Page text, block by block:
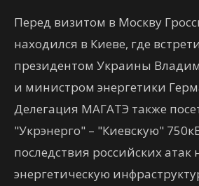
Перед визитом в Москву
находился в Киеве, где
президентом Украины
и министром энергетики
Делегация МАГАТЭ также
"Укрэнерго" – "Киевскую"
последствия российских атак
энергетическую